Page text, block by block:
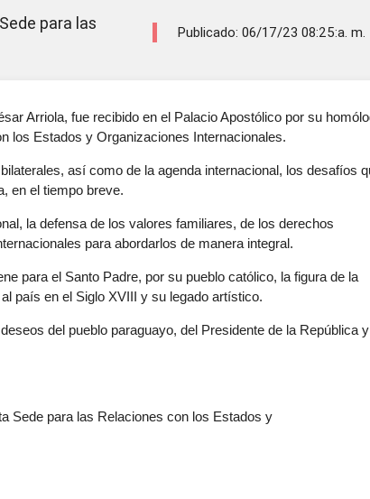
para las
Publicado: 06/17/23 08:25:a. m.
Arriola, fue recibido en el Palacio Apostólico por su
los Estados y Organizaciones Internacionales.
así como de la agenda internacional, los desafíos
en el tiempo breve.
la defensa de los valores familiares, de los derechos
para abordarlos de manera integral.
para el Santo Padre, por su pueblo católico, la figura de la
país en el Siglo XVIII y su legado artístico.
del pueblo paraguayo, del Presidente de la República